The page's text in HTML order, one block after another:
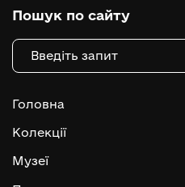
Пошук по сайту
Головна
Колекції
Музеї